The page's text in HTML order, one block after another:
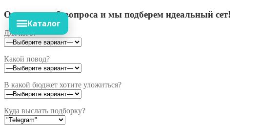
Ответьте на 3 вопроса и мы подберем идеальный сет!
Для кого?
Какой повод?
В какой бюджет хотите уложиться?
Куда выслать подборку?
Каталог